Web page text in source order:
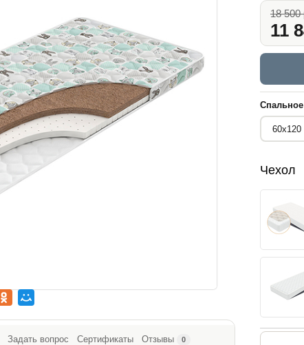
18 500
11
Чехол
Задать вопрос Сертификаты Отзывы 0